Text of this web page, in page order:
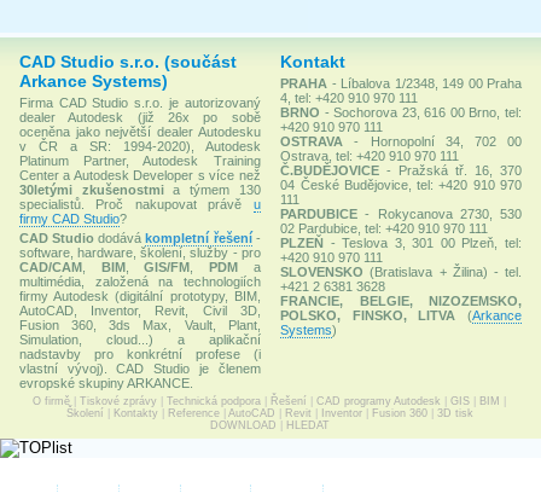
CAD Studio s.r.o. (součást
Arkance Systems)
Firma CAD Studio s.r.o. je autorizovaný
dealer Autodesk (již 26x po sobě
oceněna jako největší dealer Autodesku
v ČR a SR: 1994-2020), Autodesk
Platinum Partner, Autodesk Training
Center a Autodesk Developer s více než
30letými zkušenostmia týmem 130
specialistů. Proč nakupovat právě u
firmy CAD Studio?
CAD Studio dodávákompletní řešení-
software, hardware, školení, služby - pro
CAD/CAM
BIM,GIS/FM ,PDM a
multimédia, založená na technologiích
firmy Autodesk (digitální prototypy, BIM,
AutoCAD, Inventor, Revit, Civil 3D,
Fusion 360, 3ds Max, Vault, Plant,
Simulation, cloud...) a aplikační
nadstavby pro konkrétní profese (i
vlastní vývoj). CAD Studio je členem
evropské skupiny ARKANCE.
Kontakt
PRAHA - Líbalova 1/2348, 149 00 Praha
4, tel: +420 910 970 111
BRNO - Sochorova 23, 616 00 Brno, tel:
+420 910 970 111
OSTRAVA
- Hornopolní 34, 702 00
Ostrava, tel: +420 910 970 111
Č.BUDĚJOVICE - Pražská tř. 16, 370
04 České Budějovice, tel: +420 910 970
111
PARDUBICE - Rokycanova 2730, 530
02 Pardubice, tel: +420 910 970 111
PLZEŇ - Teslova 3, 301 00 Plzeň, tel:
+420 910 970 111
SLOVENSKO (Bratislava + Žilina) - tel.
+421 2 6381 3628
FRANCIE, BELGIE, NIZOZEMSKO,
POLSKO, FINSKO, LITVA
(Arkance
Systems)
O firmě Tiskové zprávy Technická podpora Řešení CAD programy Autodesk GIS BIM
Školení
Kontakty Reference| AutoCAD Revit Inventor| Fusion 360| 3D tisk
DOWNLOAD
HLEDAT